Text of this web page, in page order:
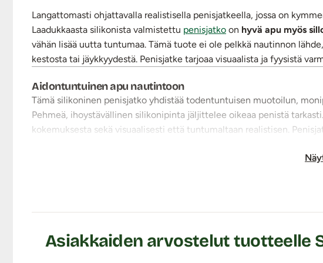
Langattomasti ohjattavalla realistisella penisjatkeella, jossa on
Laadukkaasta silikonista valmistettu penisjatko on hyvä apu myös
vähän lisää uutta tuntumaa. Tämä tuote ei ole pelkkä nautinnon
kestosta tai jäykkyydestä. Penisjatke tarjoaa visuaalista ja fyysistä
Aidontuntuinen apu nautintoon
Tämä silikoninen penisjatko yhdistää todentuntuisen muotoilun,
Pehmeä, ihoystävällinen silikonipinta jäljittelee oikeaa penistä
kokemuksesta sekä visuaalisesti että tuntumaltaan realistisen.
Pehmeä, joustava ja supertaipuisa penisjatko lisää penikseen sekä
kiinnitettynä kivesten taakse tuotteessa olevalla kiinteällä renkaalla.
Penisjatkeessa on 10 erilaista värinämoodia aina lempeästä
Asiakkaiden arvostelut tuotteelle